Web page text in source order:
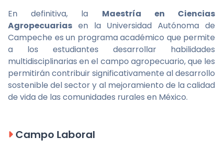
En definitiva, la Maestría en Ciencias
Agropecuarias en la Universidad Autónoma de
Campeche es un programa académico que permite
a los estudiantes desarrollar habilidades
multidisciplinarias en el campo agropecuario, que les
permitirán contribuir significativamente al desarrollo
sostenible del sector y al mejoramiento de la calidad
de vida de las comunidades rurales en México.
Campo Laboral